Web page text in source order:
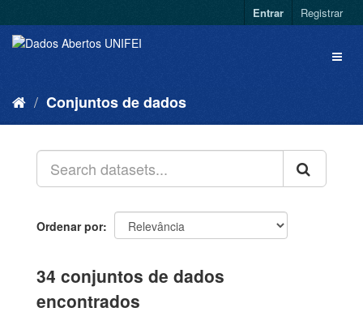
Entrar Registrar
Conjuntos de dados
Ordenar por
34 conjuntos de dados
encontrados